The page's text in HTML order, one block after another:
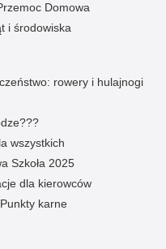
Domowa
i środowiska
rowery i hulajnogi
wszystkich
Szkoła 2025
dla kierowców
Punkty karne